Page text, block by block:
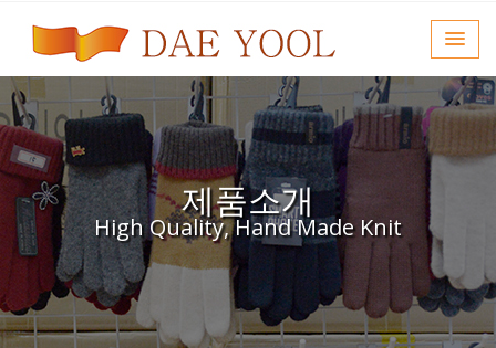
제품소개
High Quality, Hand Made Knit